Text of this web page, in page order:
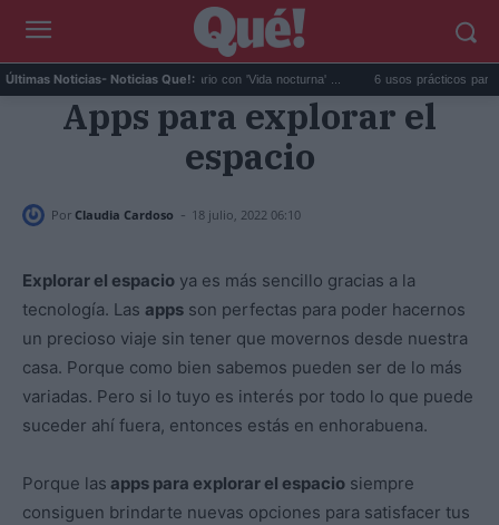
Últimas Noticias- Noticias Que!:
Fido da el salto en solitario con 'Vida nocturna' ... 6 usos prácticos para
Apps para explorar el
espacio
Por Claudia Cardoso - 18 julio, 2022 06:10
Explorar el espacio ya es más sencillo gracias a la
tecnología. Las apps son perfectas para poder hacernos
un precioso viaje sin tener que movernos desde nuestra
casa. Porque como bien sabemos pueden ser de lo más
variadas. Pero si lo tuyo es interés por todo lo que puede
suceder ahí fuera, entonces estás en enhorabuena.
Porque las apps para explorar el espacio siempre
consiguen brindarte nuevas opciones para satisfacer tus